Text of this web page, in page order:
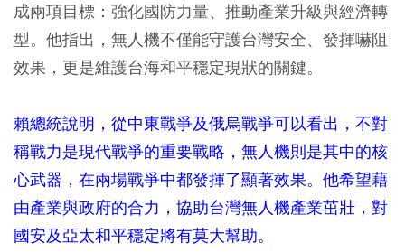
成兩項目標：強化國防力量、推動產業升級與經濟轉
型。他指出，無人機不僅能守護台灣安全、發揮嚇阻
效果，更是維護台海和平穩定現狀的關鍵。
賴總統說明，從中東戰爭及俄烏戰爭可以看出，不對
稱戰力是現代戰爭的重要戰略，無人機則是其中的核
心武器，在兩場戰爭中都發揮了顯著效果。他希望藉
由產業與政府的合力，協助台灣無人機產業茁壯，對
國安及亞太和平穩定將有莫大幫助。